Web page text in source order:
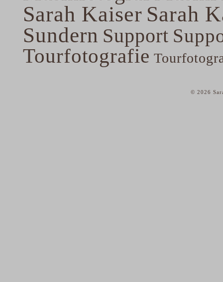
Sarah Kaiser Sarah
Sundern Support
Tourfotografie
© 2026